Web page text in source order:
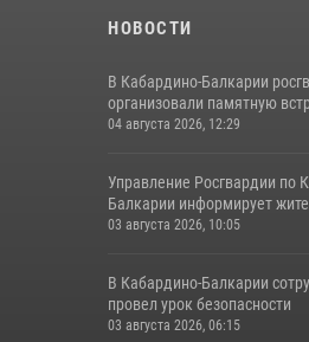
НОВОСТИ
В Кабардино-Балкарии
организовали памятную
04 августа 2026, 12:29
Управление Росгвардии по
Балкарии информирует
03 августа 2026, 10:05
В Кабардино‑Балкарии
провел урок безопасности
03 августа 2026, 06:15